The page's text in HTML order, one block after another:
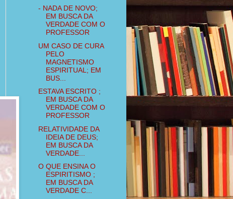
- NADA DE NOVO;
EM BUSCA DA
VERDADE COM O
PROFESSOR
UM CASO DE CURA
PELO
MAGNETISMO
ESPIRITUAL; EM
BUS...
ESTAVA ESCRITO ;
EM BUSCA DA
VERDADE COM O
PROFESSOR
RELATIVIDADE DA
IDEIA DE DEUS;
EM BUSCA DA
VERDADE...
O QUE ENSINA O
ESPIRITISMO ;
EM BUSCA DA
VERDADE C...